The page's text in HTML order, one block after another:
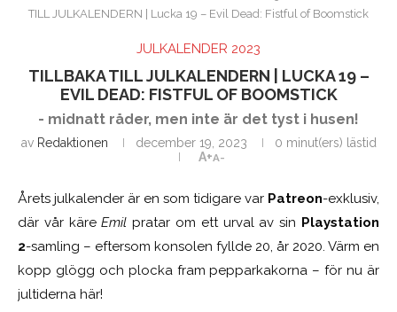
TILL JULKALENDERN | Lucka 19 – Evil Dead: Fistful of Boomstick
JULKALENDER 2023
TILLBAKA TILL JULKALENDERN | LUCKA 19 –
EVIL DEAD: FISTFUL OF BOOMSTICK
- midnatt råder, men inte är det tyst i husen!
av Redaktionen december 19, 2023
0 minut(ers) lästid
A+A-
Årets julkalender är en som tidigare var Patreon-exklusiv,
där vår käreEmil pratar om ett urval av sin Playstation
2-samling – eftersom konsolen fyllde 20, år 2020. Värm en
kopp glögg och plocka fram pepparkakorna – för nu är
jultiderna här!